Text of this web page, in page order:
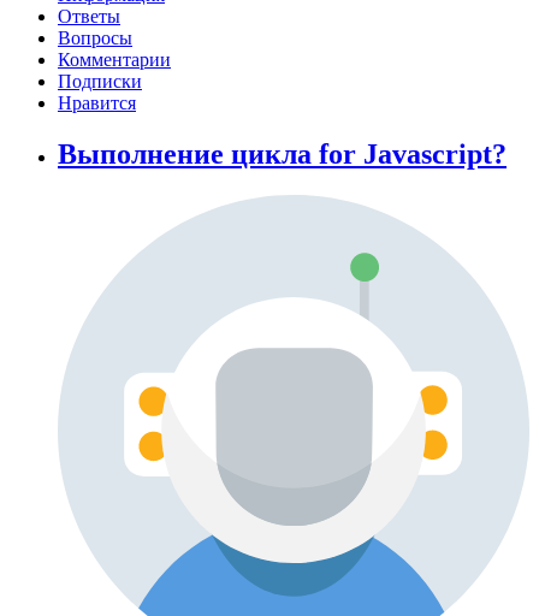
Ответы
Вопросы
Комментарии
Подписки
Нравится
Выполнение цикла for Javascript?